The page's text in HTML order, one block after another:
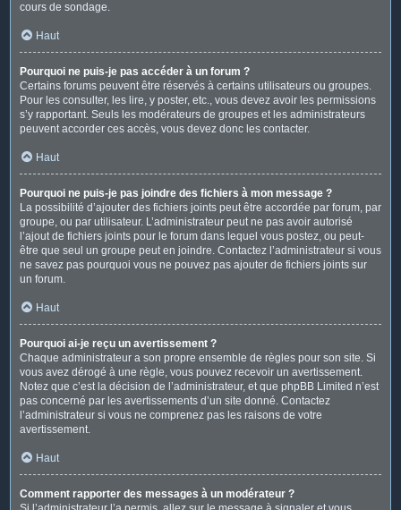
cours de sondage.
Haut
Pourquoi ne puis-je pas accéder à un forum ?
Certains forums peuvent être réservés à certains utilisateurs ou groupes.
Pour les consulter, les lire, y poster, etc., vous devez avoir les permissions
s’y rapportant. Seuls les modérateurs de groupes et les administrateurs
peuvent accorder ces accès, vous devez donc les contacter.
Haut
Pourquoi ne puis-je pas joindre des fichiers à mon message ?
La possibilité d’ajouter des fichiers joints peut être accordée par forum, par
groupe, ou par utilisateur. L’administrateur peut ne pas avoir autorisé
l’ajout de fichiers joints pour le forum dans lequel vous postez, ou peut-
être que seul un groupe peut en joindre. Contactez l’administrateur si vous
ne savez pas pourquoi vous ne pouvez pas ajouter de fichiers joints sur
un forum.
Haut
Pourquoi ai-je reçu un avertissement ?
Chaque administrateur a son propre ensemble de règles pour son site. Si
vous avez dérogé à une règle, vous pouvez recevoir un avertissement.
Notez que c’est la décision de l’administrateur, et que phpBB Limited n’est
pas concerné par les avertissements d’un site donné. Contactez
l’administrateur si vous ne comprenez pas les raisons de votre
avertissement.
Haut
Comment rapporter des messages à un modérateur ?